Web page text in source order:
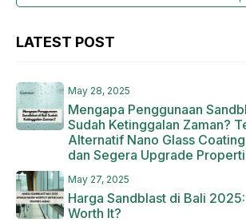
LATEST POST
May 28, 2025
Mengapa Penggunaan
Sudah Ketinggalan Zaman?
Alternatif Nano Glass
dan Segera Upgrade
May 27, 2025
Harga Sandblast di Bali
Worth It?